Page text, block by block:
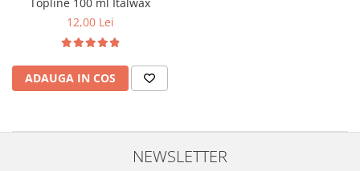
Topline 100 ml Italwax
12,00 Lei
ADAUGA IN COS
NEWSLETTER